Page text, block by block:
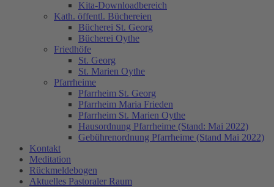
Kita-Downloadbereich
Kath. öffentl. Büchereien
Bücherei St. Georg
Bücherei Oythe
Friedhöfe
St. Georg
St. Marien Oythe
Pfarrheime
Pfarrheim St. Georg
Pfarrheim Maria Frieden
Pfarrheim St. Marien Oythe
Hausordnung Pfarrheime (Stand: Mai 2022)
Gebührenordnung Pfarrheime (Stand Mai 2022)
Kontakt
Meditation
Rückmeldebogen
Aktuelles Pastoraler Raum